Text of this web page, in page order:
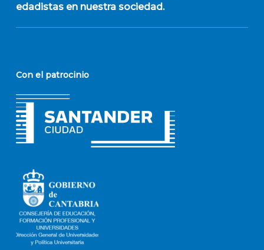
edadistas en nuestra sociedad.
Con el patrocinio